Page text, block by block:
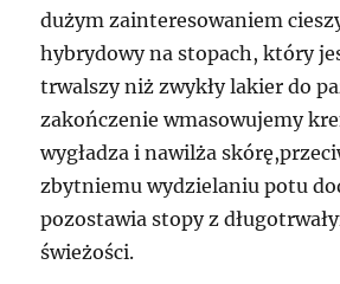
dużym zainteresowaniem
hybrydowy na stopach, który
trwalszy niż zwykły lakier do
zakończenie wmasowujemy
wygładza i nawilża
zbytniemu wydzielaniu potu
pozostawia stopy z
świeżości.